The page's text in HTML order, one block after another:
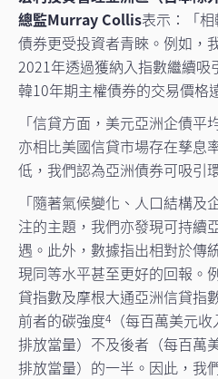
總監Murray Collis表示：「
債券更受投資者青睞。例如，
2021年透過獲納入指數繼續吸
韓10年期主權債券的交易價格
「信貸方面，美元亞洲企債
亦相比美國信貸市場存在孳息
低，我們認為亞洲債券可吸引
「隨著氣候變化、人口結構
注的主題，我們亦發現可持續
遇。此外，數據指出相對於傳
現同等水平甚至更好的回報。
貸指數及摩根大通亞洲信貸指
前者的碳強度4
（每百萬美元
排放當量）不及後者（每百萬
排放當量）的一半。因此，我